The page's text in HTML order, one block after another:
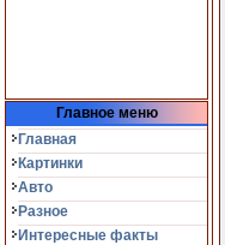
Главное меню
Главная
Картинки
Авто
Разное
Интересные факты